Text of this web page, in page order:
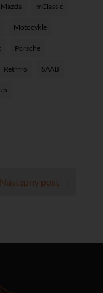
Mazda mClassic
Motocykle
Porsche
Retrrro SAAB
Następny post →